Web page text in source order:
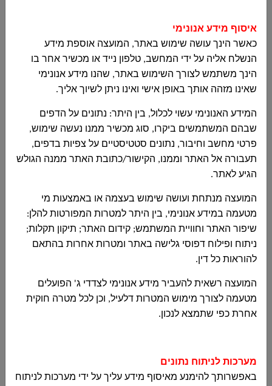
בין חתכים 0 עד 196.82 -כביש 519 בתוכנית ג-
16056 ...
פרסום מכרז 10-2025 לביצוע עבודות קבלניות
גינת מרכז פיס קהילתי - דיר אל אסד
مجلس دير الاسد المحلي
פרסום מכרז 10-2025 לביצוע עבודות קבלניות
גינת מרכז פיס קהילתי - דיר אל אסד...
מכרז 15-2025 להקמת מרכז מחזור
مجلس دير الاسد المحلي
מכרז 15-2025 להקמת מרכז מחזור ...
מכרז 14-2025 לביצוע עבודות שיפוצים חידוש
מכרז 14-2025 לביצוע עבודות שיפוצים חידוש
מבנה מתנס...
איסוף מידע אנונימי
כאשר הינך עושה שימוש באתר, המועצה אוספת מידע
הנשלח אליה על ידי המחשב, טלפון נייד או מכשיר אחר בו
הינך משתמש לצורך השימוש באתר, שהנו מידע אנונימי
שאינו מזהה אותך באופן אישי ואינו ניתן לשיוך אליך.
המידע האנונימי עשוי לכלול, בין היתר: נתונים על הדפים
שבהם המשתמשים ביקרו, סוג מכשיר ממנו נעשה שימוש,
פרטי מחשב וחיבור, נתונים סטטיסטיים על צפיות בדפים,
תעבורה אל האתר וממנו, הקישור/כתובת האתר ממנה הגולש
הגיע לאתר.
המועצה מנתחת ועושה שימוש בעצמה או באמצעות מי
מטעמה במידע אנונימי, בין היתר למטרות המפורטות להלן:
שיפור האתר וחוויית המשתמש; קידום האתר; תיקון תקלות;
ניתוח ופילוח דפוסי גלישה באתר ומטרות אחרות בהתאם
להוראות כל דין.
המועצה רשאית להעביר מידע אנונימי לצדדי ג' הפועלים
מטעמה לצורך מימוש המטרות דלעיל, וכן לכל מטרה חוקית
אחרת כפי שתמצא לנכון.
מערכות לניתוח נתונים
באפשרותך להימנע מאיסוף מידע עליך על ידי מערכות לניתוח